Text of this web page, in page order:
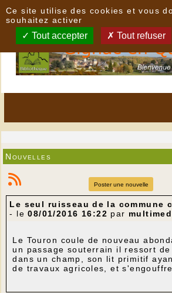
Nouvelles
Poster une nouvelle
Le seul ruisseau de la commune
- le08/01/2016 16:22 par
Le Touron coule de nouveau
un passage souterrain il ressort
dans un champ, son lit primitif
de travaux agricoles, et
une conduite forcée jusqu'à
(gouffre recouvert d'une dalle
Ce site utilise des cookies et vous
souhaitez activer
Tout accepter Tout refuser